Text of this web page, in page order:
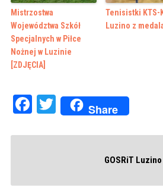
Mistrzostwa
Województwa Szkół
Specjalnych w Piłce
Nożnej w Luzinie
[ZDJĘCIA]
Tenisistki KTS-
Luzino z
Facebook
Twitter
Share
GOSRiT Luzino